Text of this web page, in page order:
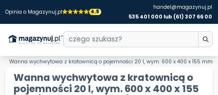
Opinia o Magazynuj.pl 4.8
handel@magazynuj.pl
535 401 000 lub (61) 307 66 00
Wanna wychwytowa z kratownicą o pojemności 20 l, wym. 600 x 400 x 155 mm
Wanna wychwytowa z kratownicą o
pojemności 20 l, wym. 600 x 400 x 155